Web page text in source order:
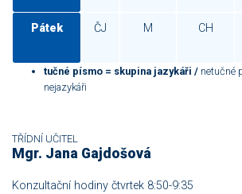
Pátek ČJ M CH
tučné písmo = skupina jazykáři / netučné
nejazykáři
TŘÍDNÍ UČITEL
Mgr. Jana Gajdošová
Konzultační hodiny čtvrtek 8:50-9:35